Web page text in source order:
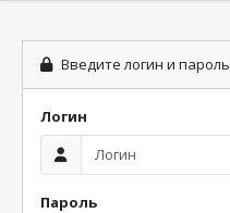
Введите логин и пароль
Логин
Пароль